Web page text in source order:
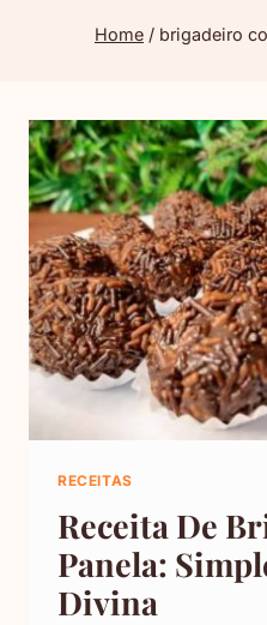
Home / brigadeiro
RECEITAS
Receita De
Panela:
Divina